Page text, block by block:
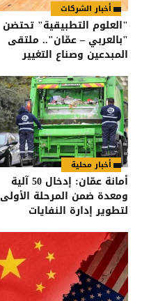
أخبار الشركات
"العلوم التطبيقية" تحتضن
"بالعربي – عمّان".. ملتقى
المبدعين وصناع التغيير
أخبار محلية
أمانة عمّان: إدخال 50 آلية
ومعدة ضمن المرحلة الأولى
لتطوير إدارة النفايات